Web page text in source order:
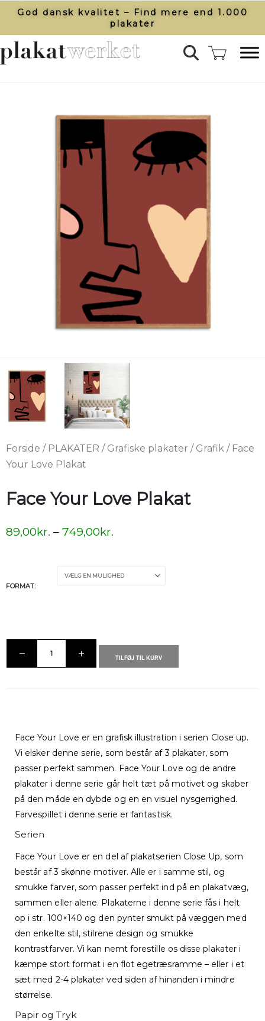
God dansk kvalitet – Find mere end 1.000
plakater​
Forside / PLAKATER / Grafiske plakater / Grafik / Face
Your Love Plakat
Face Your Love Plakat
89,00kr. – 749,00kr.
FORMAT
TILFØJ TIL KURV
Face Your Love er en grafisk illustration i serien Close up.
Vi elsker denne serie, som består af 3 plakater, som
passer perfekt sammen. Face Your Love og de andre
plakater i denne serie går helt tæt på motivet og skaber
på den måde en dybde og en en visuel nysgerrighed.
Farvespillet i denne serie er fantastisk.
Serien
Face Your Love er en del af plakatserien Close Up, som
består af 3 skønne motiver. Alle er i samme stil, og
smukke farver, som passer perfekt ind på en plakatvæg,
sammen eller alene. Plakaterne i denne serie fås i helt
op i str. 100×140 og den pynter smukt på væggen med
den enkelte stil, stilrene design og smukke
kontrastfarver. Vi kan nemt forestille os disse plakater i
kæmpe stort format i en flot egetræsramme – eller i et
sæt med 2-4 plakater ved siden af hinanden i mindre
størrelse.
Papir og Tryk